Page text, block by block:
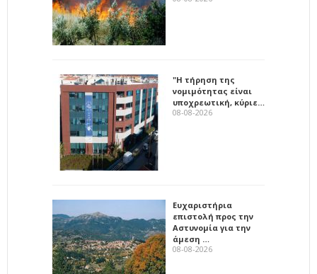
"Η τήρηση της
νομιμότητας είναι
υποχρεωτική, κύριε…
08-08-2026
Ευχαριστήρια
επιστολή προς την
Αστυνομία για την
άμεση …
08-08-2026